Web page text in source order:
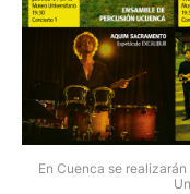
En Cuenca se